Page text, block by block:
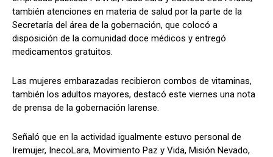
también atenciones en materia de salud por la parte de la
Secretaría del área de la gobernación, que colocó a
disposición de la comunidad doce médicos y entregó
medicamentos gratuitos.
Las mujeres embarazadas recibieron combos de vitaminas,
también los adultos mayores, destacó este viernes una nota
de prensa de la gobernación larense.
Señaló que en la actividad igualmente estuvo personal de
Iremujer, InecoLara, Movimiento Paz y Vida, Misión Nevado,